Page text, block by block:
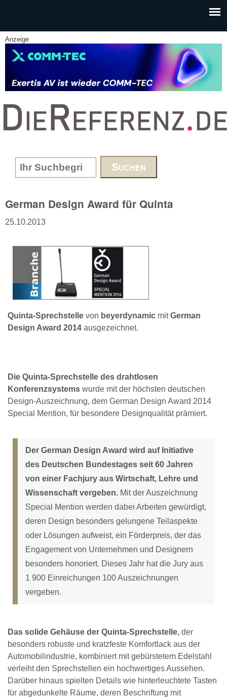
Anzeige
www.DieReferenz.de
Search form
German Design Award für Quinta
25.10.2013
Quinta-Sprechstelle von beyerdynamic mitGerman
Design Award 2014 ausgezeichnet.
Die Quinta-Sprechstelle des drahtlosen
Konferenzsystems wurde mit der höchsten deutschen
Design-Auszeichnung, dem German Design Award 2014
Special Mention, für besondere Designqualität prämiert.
Der German Design Award wird auf Initiative
des Deutschen Bundestages seit 60 Jahren
von einer Fachjury aus Wirtschaft, Lehre und
Wissenschaft vergeben. Mit der Auszeichnung
Special Mention werden dabei Arbeiten gewürdigt,
deren Design besonders gelungene Teilaspekte
oder Lösungen aufweist, ein Förderpreis, der das
Engagement von Unternehmen und Designern
besonders honoriert. Dieses Jahr hat die Jury aus
1 900 Einreichungen 100 Auszeichnungen
vergeben.
Das solide Gehäuse der Quinta-Sprechstelle, der
besonders robuste und kratzfeste Komfortlack aus der
Automobilindustrie, kombiniert mit gebürstetem Edelstahl
verleiht den Sprechstellen ein hochwertiges Aussehen.
Darüber hinaus spielten Details wie hinterleuchtete Tasten
für abgedunkelte Räume, deren Beschriftung mit